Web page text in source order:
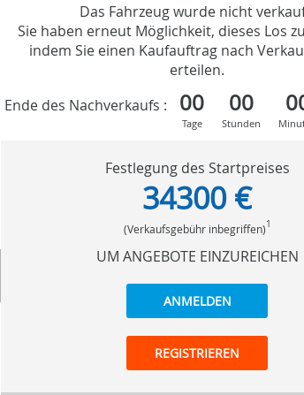
Das Fahrzeug wurde nicht
Sie haben erneut Möglichkeit, dieses Los
indem Sie einen Kaufauftrag nach
erteilen.
Ende des Nachverkaufs :
00
Tage
00
Stunden
Festlegung des Startpreises
34300 €
(Verkaufsgebühr inbegriffen)1
UM ANGEBOTE EINZUREICHEN
ANMELDEN
REGISTRIEREN